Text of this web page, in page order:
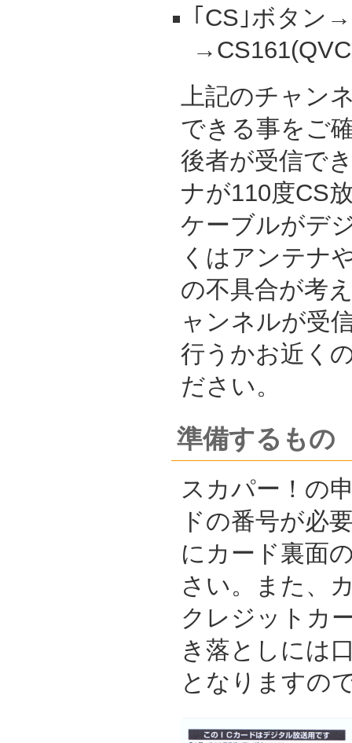
｢CS｣ボタン
上記のチャン
できる事をご
後者が受信で
ナが110度CS
ケーブルがデ
くはアンテナ
の不具合が考
ャンネルが受
行うかお近く
ださい。
準備するもの
スカパー！の
ドの番号が必
にカード裏面
さい。また、
クレジットカ
き落としには
となりますの